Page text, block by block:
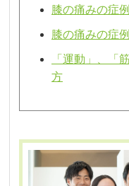
膝の痛みの症
膝の痛みの症例
「運動」、「
方